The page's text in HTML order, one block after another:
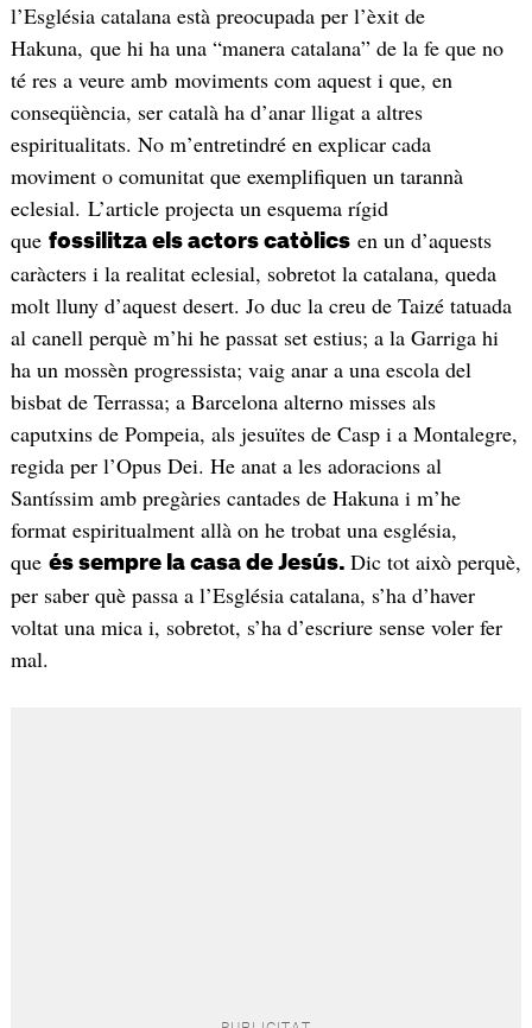
l’Església catalana està preocupada per l’èxit de
Hakuna, que hi ha una “manera catalana” de la fe que no
té res a veure amb moviments com aquest i que, en
conseqüència, ser català ha d’anar lligat a altres
espiritualitats. No m’entretindré en explicar cada
moviment o comunitat que exemplifiquen un tarannà
eclesial. L’article projecta un esquema rígid
que fossilitza els actors catòlicsen un d’aquests
caràcters i la realitat eclesial, sobretot la catalana, queda
molt lluny d’aquest desert. Jo duc la creu de Taizé tatuada
al canell perquè m’hi he passat set estius; a la Garriga hi
ha un mossèn progressista; vaig anar a una escola del
bisbat de Terrassa; a Barcelona alterno misses als
caputxins de Pompeia, als jesuïtes de Casp i a Montalegre,
regida per l’Opus Dei. He anat a les adoracions al
Santíssim amb pregàries cantades de Hakuna i m’he
format espiritualment allà on he trobat una església,
que és sempre la casa de Jesús. Dic tot això perquè,
per saber què passa a l’Església catalana, s’ha d’haver
voltat una mica i, sobretot, s’ha d’escriure sense voler fer
mal.